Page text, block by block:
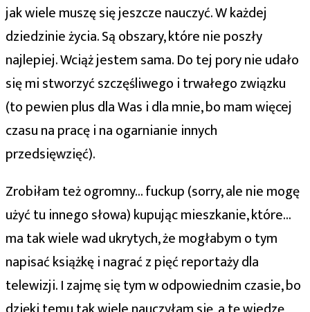
jak wiele muszę się jeszcze nauczyć. W każdej
dziedzinie życia. Są obszary, które nie poszły
najlepiej. Wciąż jestem sama. Do tej pory nie udało
się mi stworzyć szczęśliwego i trwałego związku
(to pewien plus dla Was i dla mnie, bo mam więcej
czasu na pracę i na ogarnianie innych
przedsięwzięć).
Zrobiłam też ogromny… fuckup (sorry, ale nie mogę
użyć tu innego słowa) kupując mieszkanie, które…
ma tak wiele wad ukrytych, że mogłabym o tym
napisać książkę i nagrać z pięć reportaży dla
telewizji. I zajmę się tym w odpowiednim czasie, bo